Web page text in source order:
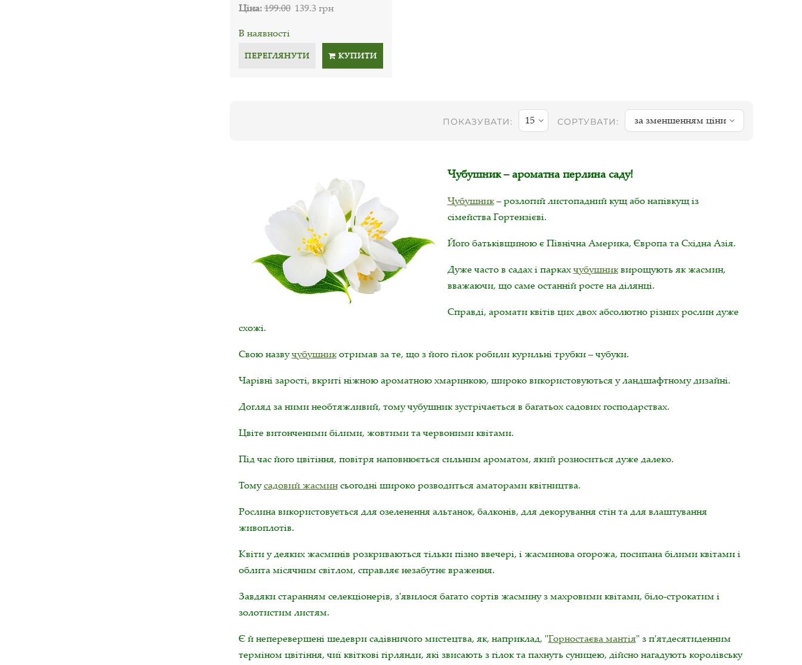
Ціна:199.00 139.3 грн
В наявності
ПЕРЕГЛЯНУТИ КУПИТИ
ПОКАЗУВАТИ: 15 СОРТУВАТИ: за зменшенням ціни
Чубушник – ароматна перлина саду!
Чубушник– розлогий листопадний кущ або напівкущ із
сімейства Гортензієві.
Його батьківщиною є Північна Америка, Європа та Східна Азія.
Дуже часто в садах і паркахчубушниквирощують як жасмин,
вважаючи, що саме останній росте на ділянці.
Справді, аромати квітів цих двох абсолютно різних рослин дуже
схожі.
Свою назвучубушникотримав за те, що з його гілок робили курильні трубки – чубуки.
Чарівні зарості, вкриті ніжною ароматною хмаринкою, широко використовуються у ландшафтному дизайні.
Догляд за ними необтяжливий, тому чубушник зустрічається в багатьох садових господарствах.
Цвіте витонченими білими, жовтими та червоними квітами.
Під час його цвітіння, повітря наповнюється сильним ароматом, який розноситься дуже далеко.
Томусадовий жасминсьогодні широко розводиться аматорами квітництва.
Рослина використовується для озеленення альтанок, балконів, для декорування стін та для влаштування
живоплотів.
Квіти у деяких жасминів розкриваються тільки пізно ввечері, і жасминова огорожа, посипана білими квітами і
облита місячним світлом, справляє незабутнє враження.
Завдяки старанням селекціонерів, з'явилося багато сортів жасмину з махровими квітами, біло-строкатим і
золотистим листям.
Є й неперевершені шедеври садівничого мистецтва, як, наприклад, "Горностаєва мантія" з п'ятдесятиденним
терміном цвітіння, чиї квіткові гірлянди, які звисають з гілок та пахнуть суницею, дійсно нагадують королівську